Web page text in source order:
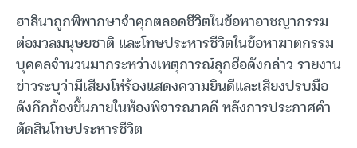
ฮาสินาถูกพิพากษาจำคุกตลอดชีวิตในข้อหาอาชญากรรม
ต่อมวลมนุษยชาติ และโทษประหารชีวิตในข้อหาฆาตกรรม
บุคคลจำนวนมากระหว่างเหตุการณ์ลุกฮือดังกล่าว รายงาน
ข่าวระบุว่ามีเสียงโห่ร้องแสดงความยินดีและเสียงปรบมือ
ดังกึกก้องขึ้นภายในห้องพิจารณาคดี หลังการประกาศคำ
ตัดสินโทษประหารชีวิต